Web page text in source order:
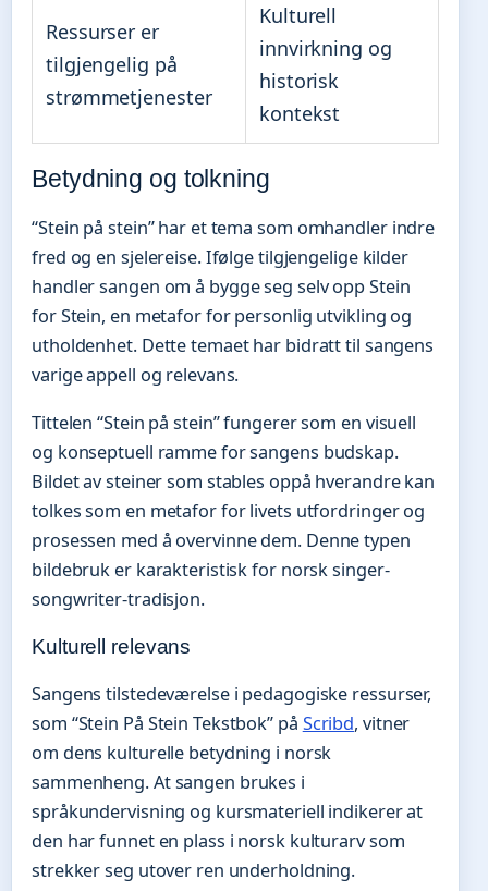
Ressurser er
tilgjengelig på
strømmetjenester
Kulturell
innvirkning og
historisk
kontekst
Betydning og tolkning
“Stein på stein” har et tema som omhandler indre
fred og en sjelereise. Ifølge tilgjengelige kilder
handler sangen om å bygge seg selv opp Stein
for Stein, en metafor for personlig utvikling og
utholdenhet. Dette temaet har bidratt til sangens
varige appell og relevans.
Tittelen “Stein på stein” fungerer som en visuell
og konseptuell ramme for sangens budskap.
Bildet av steiner som stables oppå hverandre kan
tolkes som en metafor for livets utfordringer og
prosessen med å overvinne dem. Denne typen
bildebruk er karakteristisk for norsk singer-
songwriter-tradisjon.
Kulturell relevans
Sangens tilstedeværelse i pedagogiske ressurser,
som “Stein På Stein Tekstbok” på Scribd, vitner
om dens kulturelle betydning i norsk
sammenheng. At sangen brukes i
språkundervisning og kursmateriell indikerer at
den har funnet en plass i norsk kulturarv som
strekker seg utover ren underholdning.